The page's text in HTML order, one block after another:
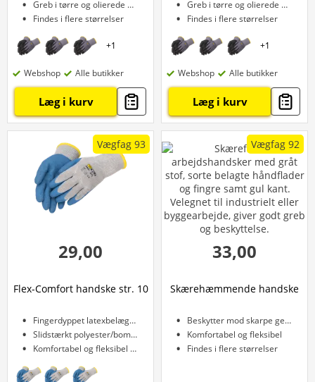
Greb i tørre og olierede miljøer
Findes i flere størrelser
+1
Webshop Alle butikker
Læg i kurv
Greb i tørre og olierede miljøer
Findes i flere størrelser
+1
Webshop Alle butikker
Læg i kurv
Vægfag 93
29,00
Flex-Comfort handske str. 10
Fingerdyppet latexbelægning
Slidstærkt polyester/bomuld
Komfortabel og fleksibel pasform
Vægfag 92
33,00
Skærehæmmende handske
Beskytter mod skarpe genstande
Komfortabel og fleksibel
Findes i flere størrelser